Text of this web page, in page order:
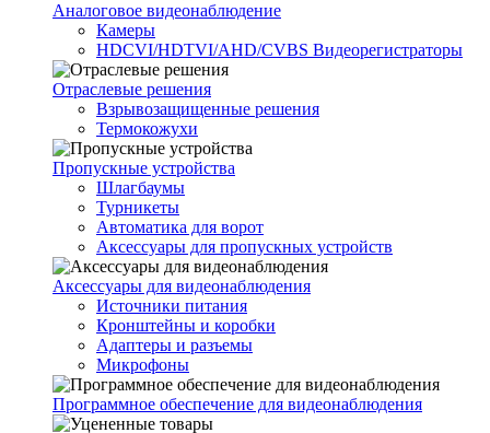
Аналоговое видеонаблюдение
Камеры
HDCVI/HDTVI/AHD/CVBS Видеорегистраторы
Отраслевые решения
Взрывозащищенные решения
Термокожухи
Пропускные устройства
Шлагбаумы
Турникеты
Автоматика для ворот
Аксессуары для пропускных устройств
Аксессуары для видеонаблюдения
Источники питания
Кронштейны и коробки
Адаптеры и разъемы
Микрофоны
Программное обеспечение для видеонаблюдения